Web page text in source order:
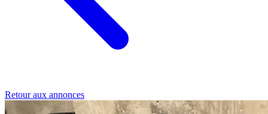
Retour aux annonces